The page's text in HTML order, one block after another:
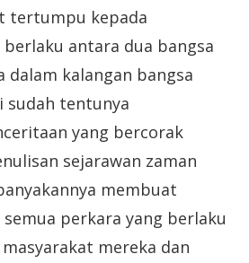
tertumpu kepada
antara dua bangsa
dalam kalangan bangsa
sudah tentunya
yang bercorak
sejarawan zaman
membuat
perkara yang berlaku
mereka dan